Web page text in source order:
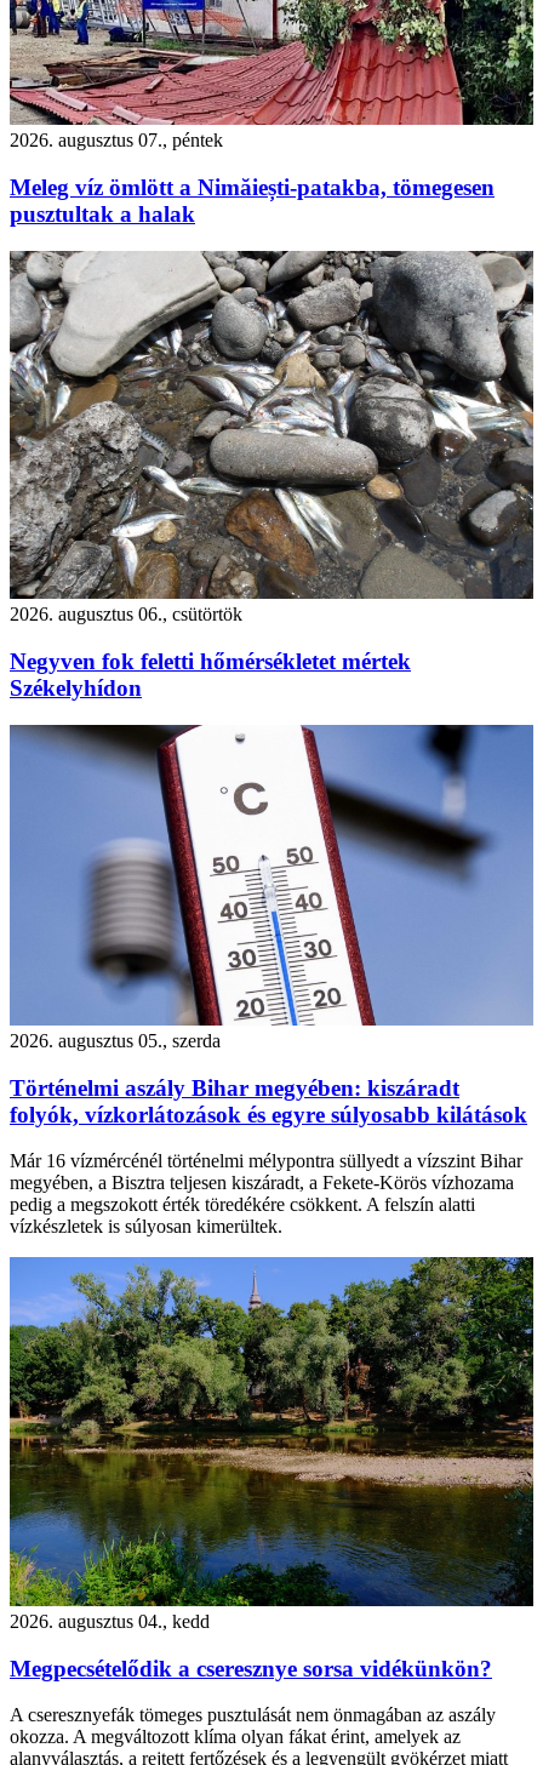
2026. augusztus 07., péntek
Meleg víz ömlött a Nimăiești-patakba, tömegesen
pusztultak a halak
2026. augusztus 06., csütörtök
Negyven fok feletti hőmérsékletet mértek
Székelyhídon
2026. augusztus 05., szerda
Történelmi aszály Bihar megyében: kiszáradt
folyók, vízkorlátozások és egyre súlyosabb kilátások
Már 16 vízmércénél történelmi mélypontra süllyedt a vízszint Bihar
megyében, a Bisztra teljesen kiszáradt, a Fekete-Körös vízhozama
pedig a megszokott érték töredékére csökkent. A felszín alatti
vízkészletek is súlyosan kimerültek.
2026. augusztus 04., kedd
Megpecsételődik a cseresznye sorsa vidékünkön?
A cseresznyefák tömeges pusztulását nem önmagában az aszály
okozza. A megváltozott klíma olyan fákat érint, amelyek az
alanyválasztás, a rejtett fertőzések és a legyengült gyökérzet miatt